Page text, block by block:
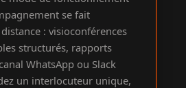
se fait
: visioconférences
structurés, rapports
WhatsApp ou Slack
un interlocuteur unique,